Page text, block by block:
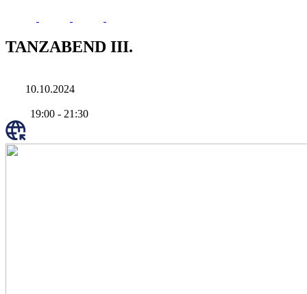
TANZABEND III.
10.10.2024
19:00 - 21:30